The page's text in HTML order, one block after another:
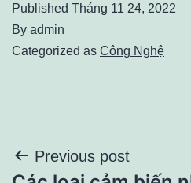
Published Tháng 11 24, 2022
By admin
Categorized as Công Nghệ
Điều
Previous post